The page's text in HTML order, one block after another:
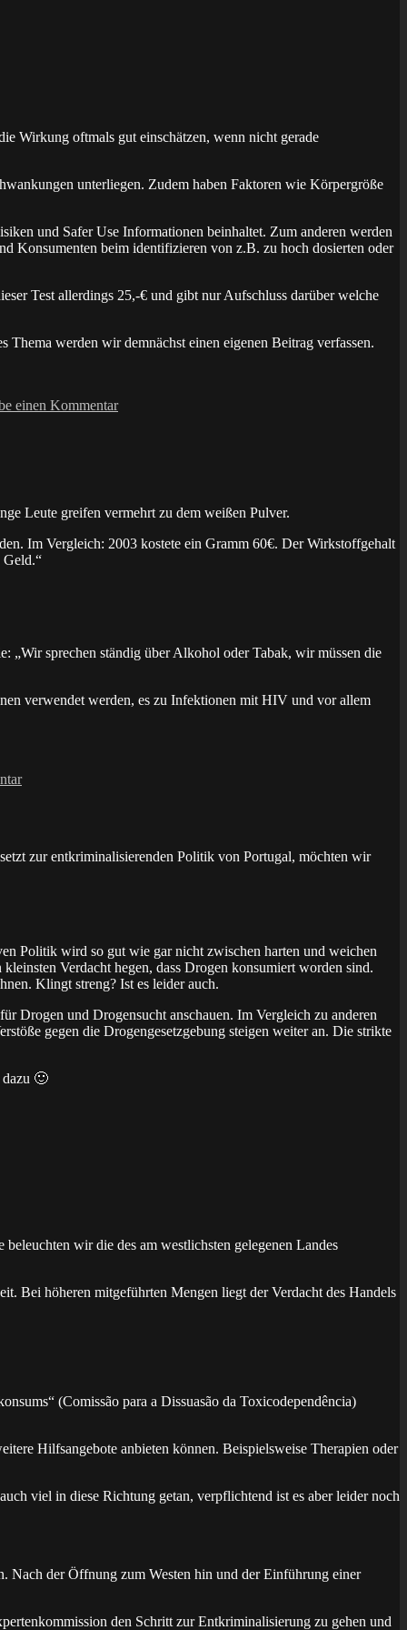
Wirkung oftmals gut einschätzen, wenn nicht gerade
unterliegen. Zudem haben Faktoren wie Körpergröße
und Safer Use Informationen beinhaltet. Zum anderen werden
Konsumenten beim identifizieren von z.B. zu hoch dosierten oder
Test allerdings 25,-€ und gibt nur Aufschluss darüber welche
werden wir demnächst einen eigenen Beitrag verfassen.
einen Kommentarkonsumier‘
Leute greifen vermehrt zu dem weißen Pulver.
Im Vergleich: 2003 kostete ein Gramm 60€. Der Wirkstoffgehalt
Geld.“
„Wir sprechen ständig über Alkohol oder Tabak, wir müssen die
verwendet werden, es zu Infektionen mit HIV und vor allem
steigt
zur entkriminalisierenden Politik von Portugal, möchten wir
Politik wird so gut wie gar nicht zwischen harten und weichen
Verdacht hegen, dass Drogen konsumiert worden sind.
Klingt streng? Ist es leider auch.
Drogen und Drogensucht anschauen. Im Vergleich zu anderen
gegen die Drogengesetzgebung steigen weiter an. Die strikte
🙂
wir die des am westlichsten gelegenen Landes
Bei höheren mitgeführten Mengen liegt der Verdacht des Handels
(Comissão para a Dissuasão da Toxicodependência)
Hilfsangebote anbieten können. Beispielsweise Therapien oder
viel in diese Richtung getan, verpflichtend ist es aber leider noch
Nach der Öffnung zum Westen hin und der Einführung einer
den Schritt zur Entkriminalisierung zu gehen und